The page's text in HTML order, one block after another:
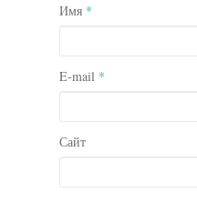
Имя *
E-mail *
Сайт